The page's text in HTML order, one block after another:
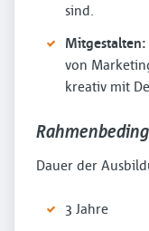
sind.
Mitgestalten:
von
kreativ mit
Dauer der
3 Jahre